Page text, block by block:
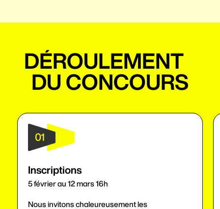
DÉROULEMENT
DU CONCOURS
01
Inscriptions
5 février au 12 mars 16h
Nous invitons chaleureusement les